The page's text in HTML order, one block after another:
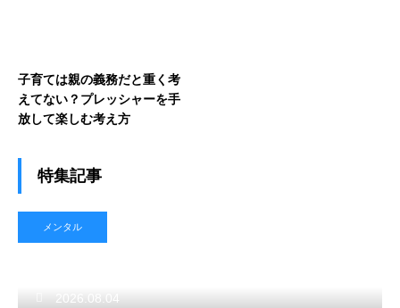
子育ては親の義務だと重く考
えてない？プレッシャーを手
放して楽しむ考え方
特集記事
メンタル
2026.08.04